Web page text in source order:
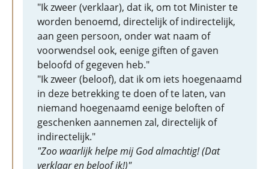
"Ik zweer (verklaar), dat ik, om tot Minister te
worden benoemd, directelijk of indirectelijk,
aan geen persoon, onder wat naam of
voorwendsel ook, eenige giften of gaven
beloofd of gegeven heb."
"Ik zweer (beloof), dat ik om iets hoegenaamd
in deze betrekking te doen of te laten, van
niemand hoegenaamd eenige beloften of
geschenken aannemen zal, directelijk of
indirectelijk."
"Zoo waarlijk helpe mij God almachtig! (Dat
verklaar en beloof ik!)"